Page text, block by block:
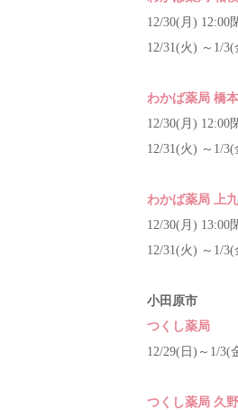
12/30(月) 12:00
12/31(火) ～1/3(
わかば薬局 橋
12/30(月) 12:00
12/31(火) ～1/3(
わかば薬局 上
12/30(月) 13:00
12/31(火) ～1/3(
小田原市
つくし薬局
12/29(日)～1/3(
つくし薬局 久